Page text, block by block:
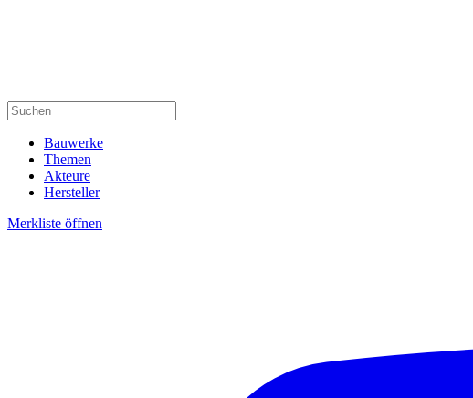
Bauwerke
Themen
Akteure
Hersteller
Merkliste öffnen